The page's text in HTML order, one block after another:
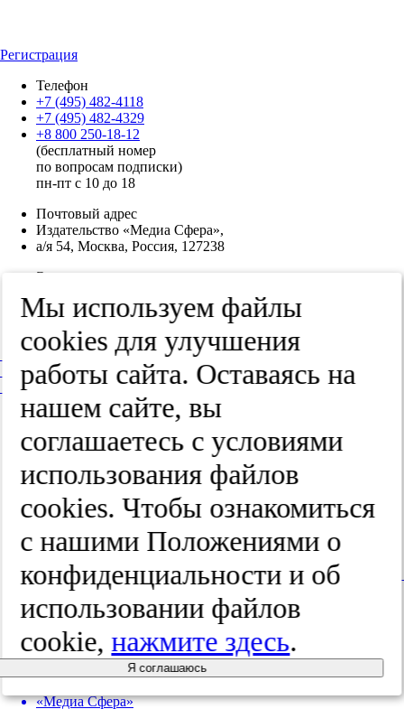
Регистрация
Телефон
+7 (495) 482-4118
+7 (495) 482-4329
+8 800 250-18-12
(бесплатный номер
по вопросам подписки)
пн-пт с 10 до 18
Почтовый адрес
Издательство «Медиа Сфера»,
а/я 54, Москва, Россия, 127238
Электронная почта
+7 (495) 482-4118
+7 (495) 482-4329
+8 800 250-18-12
(бесплатный номер по вопросам подписки)
пн-пт с 10 до 18
Издательство «Медиа Сфера»
а/я 54, Москва, Россия, 127238
вКонтакте
«Медиа Сфера»
Мы используем файлы
cооkies для улучшения
работы сайта. Оставаясь на
нашем сайте, вы
соглашаетесь с условиями
использования файлов
cооkies. Чтобы ознакомиться
с нашими Положениями о
конфиденциальности и об
использовании файлов
cookie,нажмите здесь.
Я соглашаюсь